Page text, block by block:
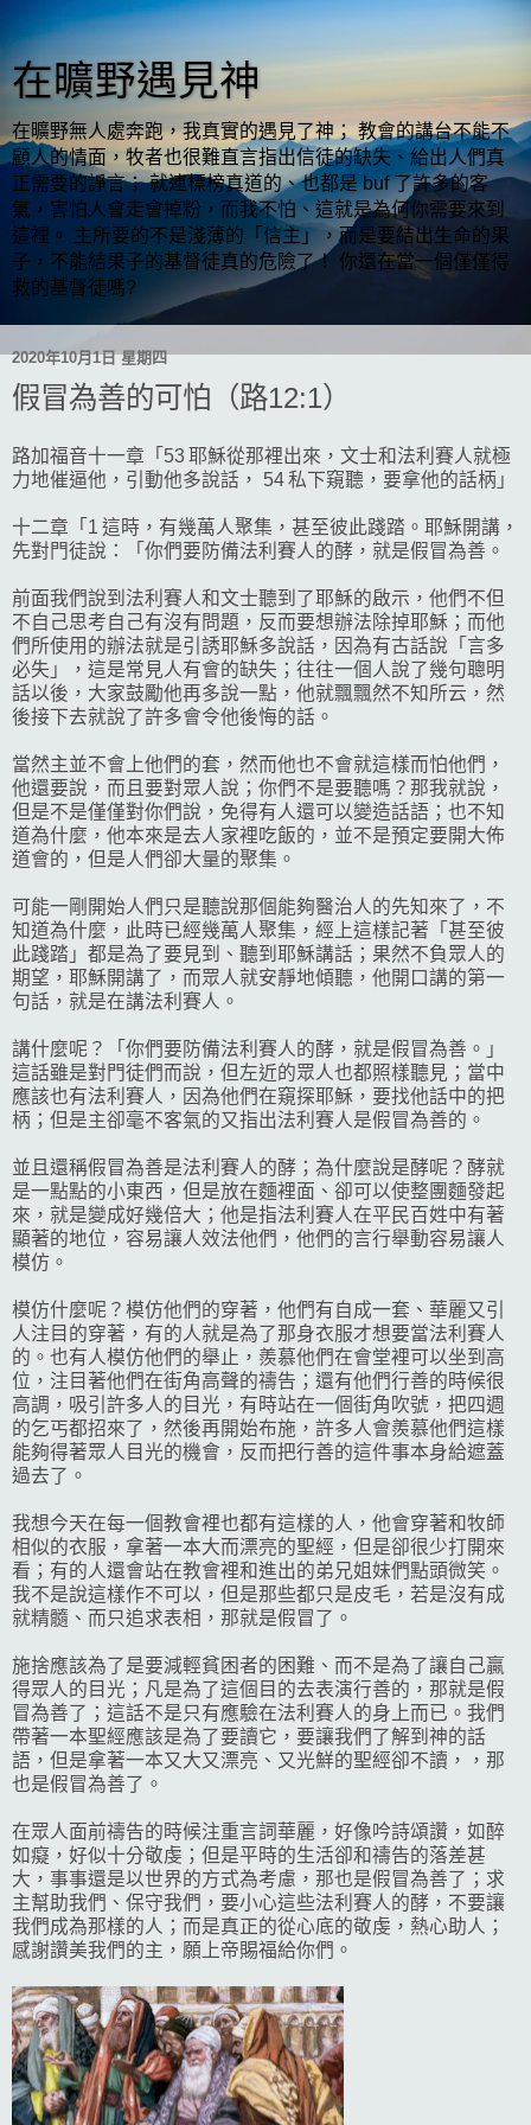
在曠野遇見神
在曠野無人處奔跑，我真實的遇見了神； 教會的講台不能不
顧人的情面，牧者也很難直言指出信徒的缺失、給出人們真
正需要的諍言； 就連標榜真道的、也都是 buf 了許多的客
氣，害怕人會走會掉粉，而我不怕、這就是為何你需要來到
這裡。 主所要的不是淺薄的「信主」，而是要結出生命的果
子，不能結果子的基督徒真的危險了！ 你還在當一個僅僅得
救的基督徒嗎?
2020年10月1日 星期四
假冒為善的可怕（路12:1）
路加福音十一章「53 耶穌從那裡出來，文士和法利賽人就極
力地催逼他，引動他多說話， 54 私下窺聽，要拿他的話柄」
十二章「1 這時，有幾萬人聚集，甚至彼此踐踏。耶穌開講，
先對門徒說：「你們要防備法利賽人的酵，就是假冒為善。
前面我們說到法利賽人和文士聽到了耶穌的啟示，他們不但
不自己思考自己有沒有問題，反而要想辦法除掉耶穌；而他
們所使用的辦法就是引誘耶穌多說話，因為有古話說「言多
必失」，這是常見人有會的缺失；往往一個人說了幾句聰明
話以後，大家鼓勵他再多說一點，他就飄飄然不知所云，然
後接下去就說了許多會令他後悔的話。
當然主並不會上他們的套，然而他也不會就這樣而怕他們，
他還要說，而且要對眾人說；你們不是要聽嗎？那我就說，
但是不是僅僅對你們說，免得有人還可以變造話語；也不知
道為什麼，他本來是去人家裡吃飯的，並不是預定要開大佈
道會的，但是人們卻大量的聚集。
可能一剛開始人們只是聽說那個能夠醫治人的先知來了，不
知道為什麼，此時已經幾萬人聚集，經上這樣記著「甚至彼
此踐踏」都是為了要見到、聽到耶穌講話；果然不負眾人的
期望，耶穌開講了，而眾人就安靜地傾聽，他開口講的第一
句話，就是在講法利賽人。
講什麼呢？「你們要防備法利賽人的酵，就是假冒為善。」
這話雖是對門徒們而說，但左近的眾人也都照樣聽見；當中
應該也有法利賽人，因為他們在窺探耶穌，要找他話中的把
柄；但是主卻毫不客氣的又指出法利賽人是假冒為善的。
並且還稱假冒為善是法利賽人的酵；為什麼說是酵呢？酵就
是一點點的小東西，但是放在麵裡面、卻可以使整團麵發起
來，就是變成好幾倍大；他是指法利賽人在平民百姓中有著
顯著的地位，容易讓人效法他們，他們的言行舉動容易讓人
模仿。
模仿什麼呢？模仿他們的穿著，他們有自成一套、華麗又引
人注目的穿著，有的人就是為了那身衣服才想要當法利賽人
的。也有人模仿他們的舉止，羨慕他們在會堂裡可以坐到高
位，注目著他們在街角高聲的禱告；還有他們行善的時候很
高調，吸引許多人的目光，有時站在一個街角吹號，把四週
的乞丐都招來了，然後再開始布施，許多人會羨慕他們這樣
能夠得著眾人目光的機會，反而把行善的這件事本身給遮蓋
過去了。
我想今天在每一個教會裡也都有這樣的人，他會穿著和牧師
相似的衣服，拿著一本大而漂亮的聖經，但是卻很少打開來
看；有的人還會站在教會裡和進出的弟兄姐妹們點頭微笑。
我不是說這樣作不可以，但是那些都只是皮毛，若是沒有成
就精髓、而只追求表相，那就是假冒了。
施捨應該為了是要減輕貧困者的困難、而不是為了讓自己贏
得眾人的目光；凡是為了這個目的去表演行善的，那就是假
冒為善了；這話不是只有應驗在法利賽人的身上而已。我們
帶著一本聖經應該是為了要讀它，要讓我們了解到神的話
語，但是拿著一本又大又漂亮、又光鮮的聖經卻不讀，，那
也是假冒為善了。
在眾人面前禱告的時候注重言詞華麗，好像吟詩頌讚，如醉
如癡，好似十分敬虔；但是平時的生活卻和禱告的落差甚
大，事事還是以世界的方式為考慮，那也是假冒為善了；求
主幫助我們、保守我們，要小心這些法利賽人的酵，不要讓
我們成為那樣的人；而是真正的從心底的敬虔，熱心助人；
感謝讚美我們的主，願上帝賜福給你們。